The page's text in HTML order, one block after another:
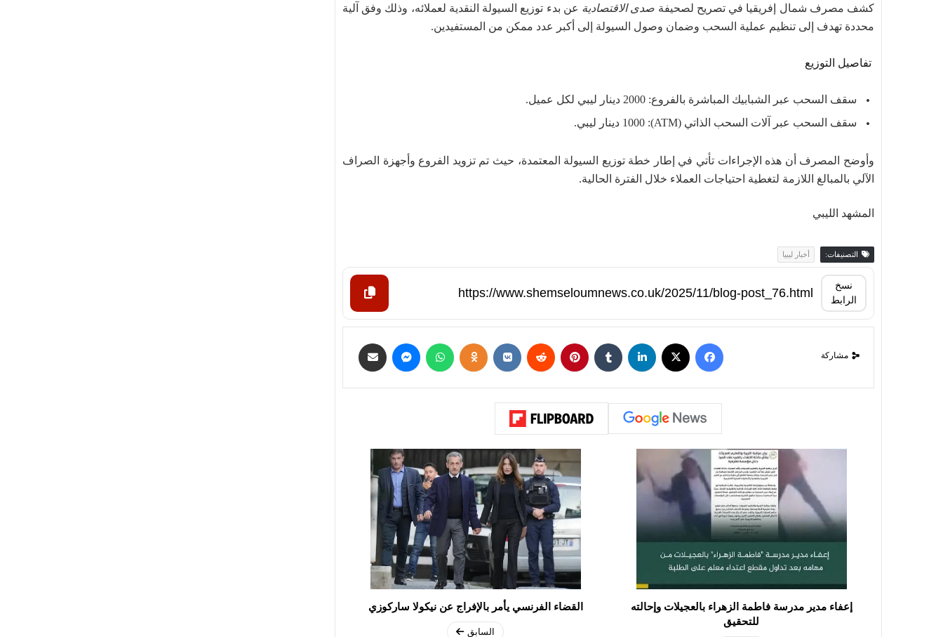
كشف مصرف شمال إفريقيا في تصريح لصحيفة صدى الاقتصادية عن بدء توزيع السيولة النقدية لعملائه، وذلك وفق آلية
محددة تهدف إلى تنظيم عملية السحب وضمان وصول السيولة إلى أكبر عدد ممكن من المستفيدين.
تفاصيل التوزيع
سقف السحب عبر الشبابيك المباشرة بالفروع: 2000 دينار ليبي لكل عميل.
سقف السحب عبر آلات السحب الذاتي (ATM): 1000 دينار ليبي.
وأوضح المصرف أن هذه الإجراءات تأتي في إطار خطة توزيع السيولة المعتمدة، حيث تم تزويد الفروع وأجهزة الصراف
الآلي بالمبالغ اللازمة لتغطية احتياجات العملاء خلال الفترة الحالية.
المشهد الليبي
التصنيفات: أخبار ليبيا
نسخ
الرابط
مشاركة
إعفاء مدير مدرسة فاطمة الزهراء بالعجيلات وإحالته
للتحقيق
القضاء الفرنسي يأمر بالإفراج عن نيكولا ساركوزي
السابق